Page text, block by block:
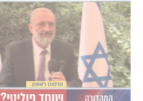
"בעל עסק צריך
וחוויית האירוח - לא
בלבד. עסקים אינם
הזכות הבסיסית לבחור,
תחרותיים, כפי שנהוג